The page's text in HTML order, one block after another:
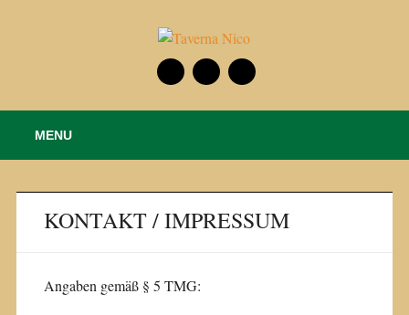
Main menu
content
MENU
KONTAKT / IMPRESSUM
Angaben gemäß § 5 TMG: